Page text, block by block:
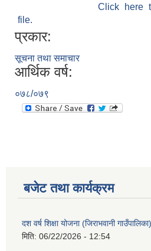
Click here
file.
प्रकार:
सूचना तथा समाचार
आर्थिक वर्ष:
०७८/०७९
बजेट तथा कार्यक्रम
दश वर्ष शिक्षा योजना (जिराभवानी गाउँपालिका)
मिति: 06/22/2026 - 12:54